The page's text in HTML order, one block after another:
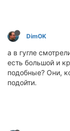
DimOK
а в гугле
есть большой и
подобные? Они,
подойти.